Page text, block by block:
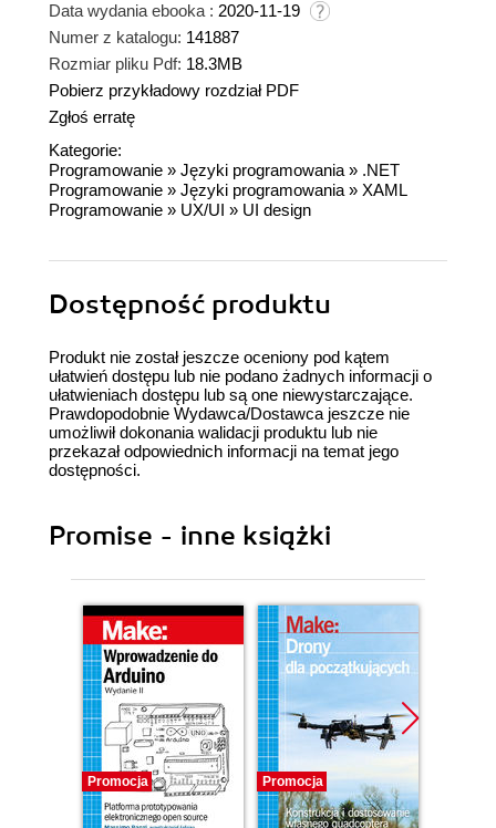
Data wydania ebooka : 2020-11-19
Numer z katalogu: 141887
Rozmiar pliku Pdf: 18.3MB
Pobierz przykładowy rozdział PDF
Zgłoś erratę
Kategorie:
Programowanie » Języki programowania» .NET
Programowanie » Języki programowania» XAML
Programowanie » UX/UI » UI design
Dostępność produktu
Produkt nie został jeszcze oceniony pod kątem
ułatwień dostępu lub nie podano żadnych informacji o
ułatwieniach dostępu lub są one niewystarczające.
Prawdopodobnie Wydawca/Dostawca jeszcze nie
umożliwił dokonania walidacji produktu lub nie
przekazał odpowiednich informacji na temat jego
dostępności.
Promise - inne książki
Promocja Promocja